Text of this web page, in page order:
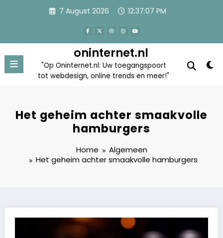
7 August 2026 12:37:07 PM
oninternet.nl
"Op Oninternet.nl: Uw toegangspoort
tot webdesign, online trends en meer!"
Het geheim achter smaakvolle
hamburgers
Home
Algemeen
Het geheim achter smaakvolle hamburgers